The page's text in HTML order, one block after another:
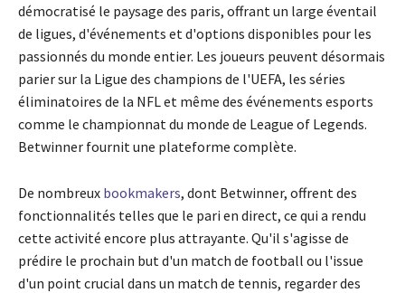
démocratisé le paysage des paris, offrant un large éventail
de ligues, d'événements et d'options disponibles pour les
passionnés du monde entier. Les joueurs peuvent désormais
parier sur la Ligue des champions de l'UEFA, les séries
éliminatoires de la NFL et même des événements esports
comme le championnat du monde de League of Legends.
Betwinner fournit une plateforme complète.
De nombreux bookmakers, dont Betwinner, offrent des
fonctionnalités telles que le pari en direct, ce qui a rendu
cette activité encore plus attrayante. Qu'il s'agisse de
prédire le prochain but d'un match de football ou l'issue
d'un point crucial dans un match de tennis, regarder des